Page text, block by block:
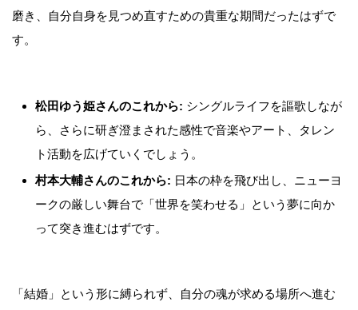
磨き、自分自身を見つめ直すための貴重な期間だったはずで
す。
松田ゆう姫さんのこれから: シングルライフを謳歌しなが
ら、さらに研ぎ澄まされた感性で音楽やアート、タレン
ト活動を広げていくでしょう。
村本大輔さんのこれから: 日本の枠を飛び出し、ニューヨ
ークの厳しい舞台で「世界を笑わせる」という夢に向か
って突き進むはずです。
「結婚」という形に縛られず、自分の魂が求める場所へ進む